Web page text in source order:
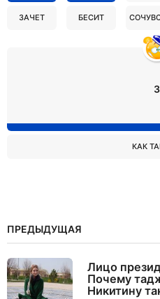
ЗАЧЕТ БЕСИТ
3
КАК
ПРЕДЫДУЩАЯ
Лицо
Почему
Никитину